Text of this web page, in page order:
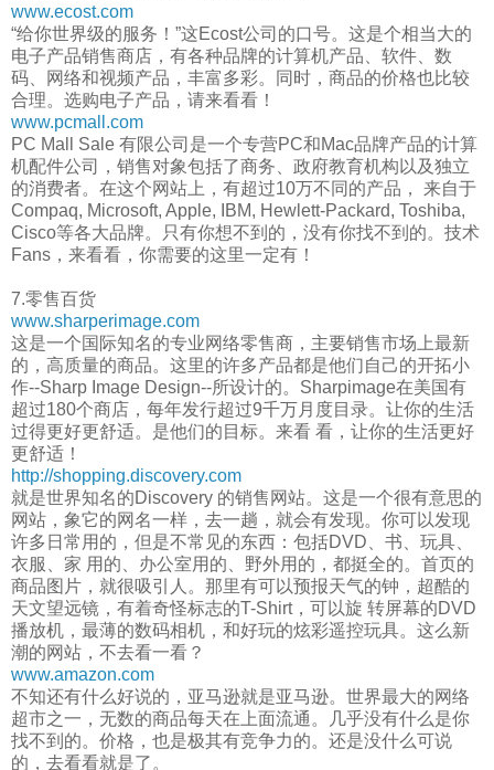
www.ecost.com
“给你世界级的服务！”这Ecost公司的口号。这是个相当大的
电子产品销售商店，有各种品牌的计算机产品、软件、数
码、网络和视频产品，丰富多彩。同时，商品的价格也比较
合理。选购电子产品，请来看看！
www.pcmall.com
PC Mall Sale 有限公司是一个专营PC和Mac品牌产品的计算
机配件公司，销售对象包括了商务、政府教育机构以及独立
的消费者。在这个网站上，有超过10万不同的产品， 来自于
Compaq, Microsoft, Apple, IBM, Hewlett-Packard, Toshiba,
Cisco等各大品牌。只有你想不到的，没有你找不到的。技术
Fans，来看看，你需要的这里一定有！
7.零售百货
www.sharperimage.com
这是一个国际知名的专业网络零售商，主要销售市场上最新
的，高质量的商品。这里的许多产品都是他们自己的开拓小
作--Sharp Image Design--所设计的。Sharpimage在美国有
超过180个商店，每年发行超过9千万月度目录。让你的生活
过得更好更舒适。是他们的目标。来看 看，让你的生活更好
更舒适！
http://shopping.discovery.com
就是世界知名的Discovery 的销售网站。这是一个很有意思的
网站，象它的网名一样，去一趟，就会有发现。你可以发现
许多日常用的，但是不常见的东西：包括DVD、书、玩具、
衣服、家 用的、办公室用的、野外用的，都挺全的。首页的
商品图片，就很吸引人。那里有可以预报天气的钟，超酷的
天文望远镜，有着奇怪标志的T-Shirt，可以旋 转屏幕的DVD
播放机，最薄的数码相机，和好玩的炫彩遥控玩具。这么新
潮的网站，不去看一看？
www.amazon.com
不知还有什么好说的，亚马逊就是亚马逊。世界最大的网络
超市之一，无数的商品每天在上面流通。几乎没有什么是你
找不到的。价格，也是极其有竞争力的。还是没什么可说
的，去看看就是了。